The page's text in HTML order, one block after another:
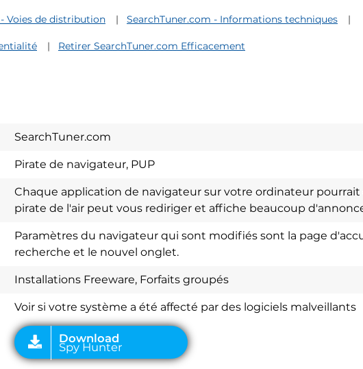
Voies de distribution SearchTuner.com - Informations techniques
Retirer SearchTuner.com Efficacement
SearchTuner.com
Pirate de navigateur, PUP
Chaque application de navigateur sur votre ordinateur
pirate de l'air peut vous rediriger et affiche beaucoup
Paramètres du navigateur qui sont modifiés sont la page
recherche et le nouvel onglet.
Installations Freeware, Forfaits groupés
Voir si votre système a été affecté par des logiciels malveillants